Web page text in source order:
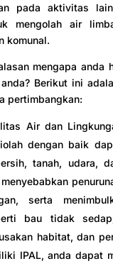
pada aktivitas
mengolah air
komunal.
mengapa anda
Berikut ini
pertimbangkan:
Air dan
dengan baik
tanah, udara,
serta
bau tidak
habitat, dan
IPAL, anda dapat